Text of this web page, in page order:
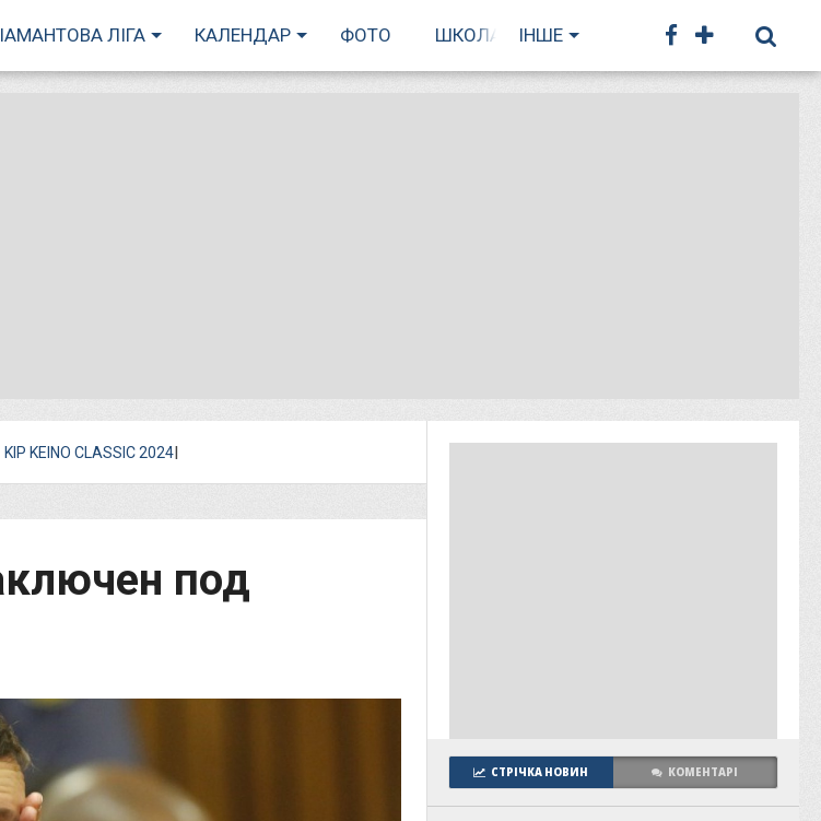
ЛІГА КАЛЕНДАР ФОТО ШКОЛА БІГУ
ІНШЕ
I
KIP KEINO CLASSIC 2024
под
СТРІЧКА НОВИН КОМЕНТАРІ